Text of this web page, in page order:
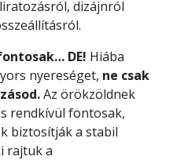
dizájnról
DE! Hiába
nyereséget, ne csak
Az örökzöldnek
rendkívül fontosak,
biztosítják a stabil
rajtuk a